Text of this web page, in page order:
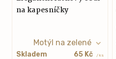
na kapesníčky
Skladem 65 Kč / ks